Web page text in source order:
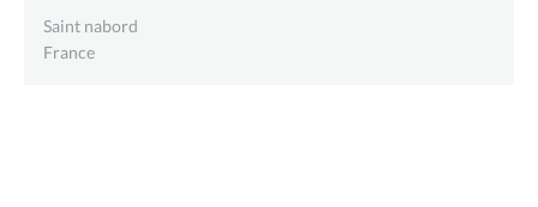
Saint nabord
France